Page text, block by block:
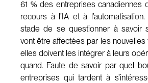
61 % des entreprises canadiennes
recours à l’IA et à
stade de se questionner à savoir
vont être affectées par les
elles doivent les intégrer à leurs
quand. Faute de savoir par quel
entreprises qui tardent à